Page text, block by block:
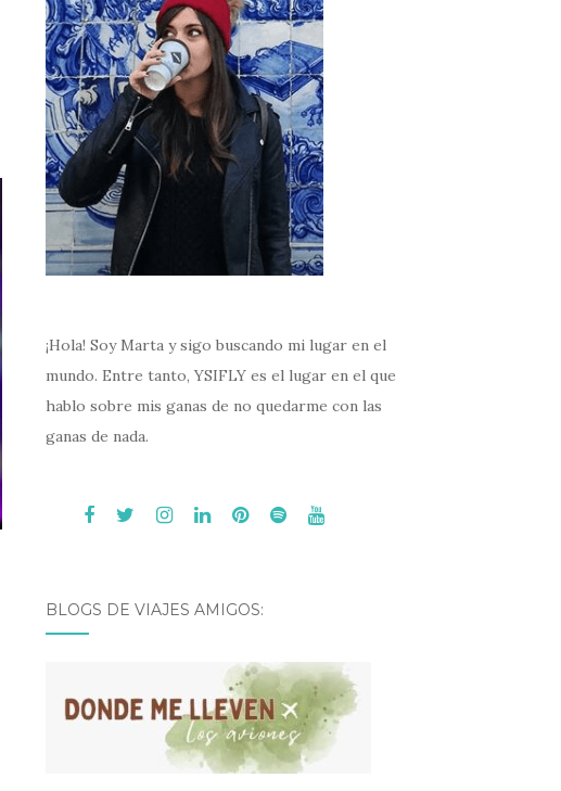
¡Hola! Soy Marta y sigo buscando mi lugar en el
mundo. Entre tanto, YSIFLY es el lugar en el que
hablo sobre mis ganas de no quedarme con las
ganas de nada.
BLOGS DE VIAJES AMIGOS: